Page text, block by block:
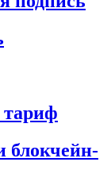
блокчейн-